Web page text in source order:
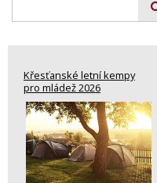
Křesťanské letní kempy
pro mládež 2026